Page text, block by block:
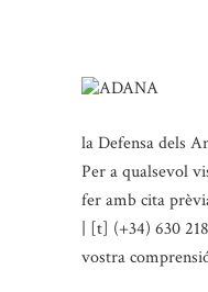
la Defensa dels
Per a qualsevol
fer amb cita
| [t] (+34) 630
vostra